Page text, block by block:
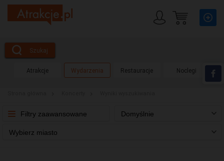
Szukaj
Atrakcje Wydarzenia Restauracje Noclegi
Filtry zaawansowane Domyślnie
Wybierz miasto